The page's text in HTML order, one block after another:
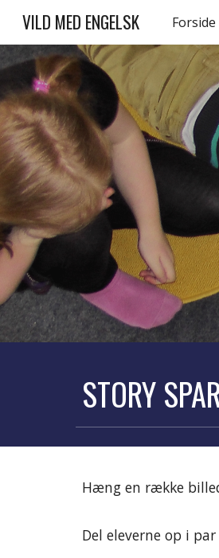
VILD MED ENGELSK Forside
STORY
Hæng en række
Del eleverne op i